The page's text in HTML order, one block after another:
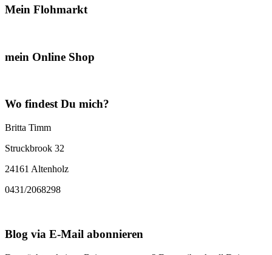
Mein Flohmarkt
mein Online Shop
Wo findest Du mich?
Britta Timm
Struckbrook 32
24161 Altenholz
0431/2068298
Blog via E-Mail abonnieren